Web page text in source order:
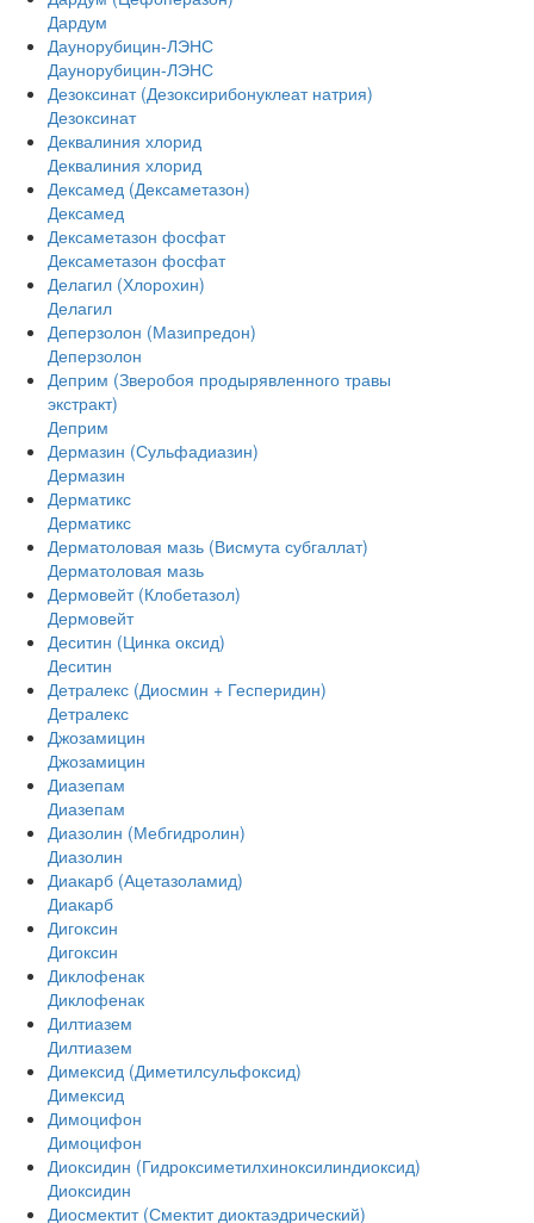
Дардум
Даунорубицин-ЛЭНС
Даунорубицин-ЛЭНС
Дезоксинат (Дезоксирибонуклеат натрия)
Дезоксинат
Деквалиния хлорид
Деквалиния хлорид
Дексамед (Дексаметазон)
Дексамед
Дексаметазон фосфат
Дексаметазон фосфат
Делагил (Хлорохин)
Делагил
Деперзолон (Мазипредон)
Деперзолон
Деприм (Зверобоя продырявленного травы
экстракт)
Деприм
Дермазин (Сульфадиазин)
Дермазин
Дерматикс
Дерматикс
Дерматоловая мазь (Висмута субгаллат)
Дерматоловая мазь
Дермовейт (Клобетазол)
Дермовейт
Деситин (Цинка оксид)
Деситин
Детралекс (Диосмин + Гесперидин)
Детралекс
Джозамицин
Джозамицин
Диазепам
Диазепам
Диазолин (Мебгидролин)
Диазолин
Диакарб (Ацетазоламид)
Диакарб
Дигоксин
Дигоксин
Диклофенак
Диклофенак
Дилтиазем
Дилтиазем
Димексид (Диметилсульфоксид)
Димексид
Димоцифон
Димоцифон
Диоксидин (Гидроксиметилхиноксилиндиоксид)
Диоксидин
Диосмектит (Смектит диоктаэдрический)